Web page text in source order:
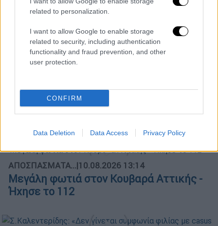
related to personalization.
I want to allow Google to enable storage
related to security, including authentication
functionality and fraud prevention, and other
user protection.
CONFIRM
Data Deletion Data Access Privacy Policy
Ώρα Ελλάδος...|10.08.2026 08:39
Ηλεία: Φωτιά τώρα στο χωριό Μουζάκι
– Κοντά στην είσοδο του χωριού οι
φλόγες
Μεσημεριανό...|10.08.2026 14:06
Μεσημεριανό δελτίο ειδήσεων
ΑΠΟΣΠΑΣΜΑΤΑ...|10.08.2026 13:14
Μεγάλη φωτιά στον Κουβαρά Αττικής -
Ήχησε το 112